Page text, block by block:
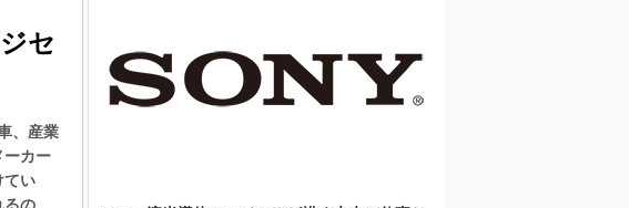
TECHNO-FRONTIER
人とくるま展
セ
、産業
ーカー
てい